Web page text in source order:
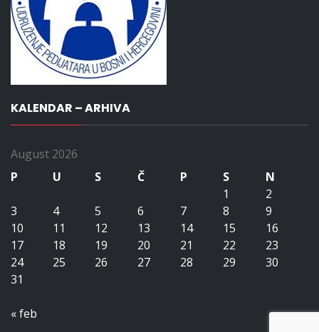
KALENDAR – ARHIVA
August 2026
P
U S Č P S
N
1
2
3
4 5 6 7 8
9
10
11 12 13 14 15
16
17
18 19 20 21 22
23
24
25 26 27 28 29
30
31
« feb